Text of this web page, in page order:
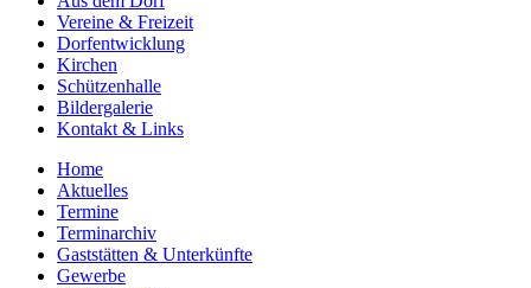
Vereine & Freizeit
Dorfentwicklung
Kirchen
Schützenhalle
Bildergalerie
Kontakt & Links
Home
Aktuelles
Termine
Terminarchiv
Gaststätten & Unterkünfte
Gewerbe